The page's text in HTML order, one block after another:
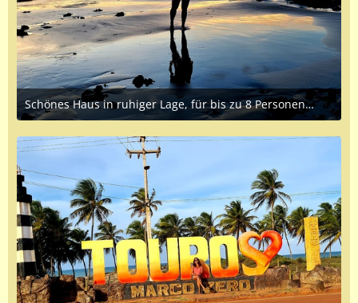
Schönes Haus in ruhiger Lage, für bis zu 8 Personen,zu vermieten.
April 8, 2023 at 1:25 PM